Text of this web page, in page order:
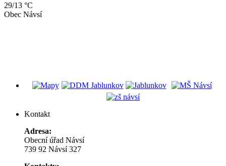
29/13 °C
Obec Návsí
Kontakt
Adresa:
Obecní úřad Návsí
739 92 Návsí 327